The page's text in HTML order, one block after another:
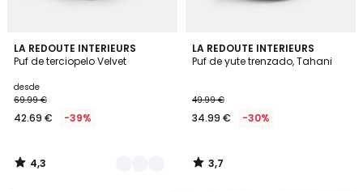
LA REDOUTE INTERIEURS
Puf de terciopelo Velvet
desde
69.99 €
42.69 € -39%
4,3
/ 5
7
Colores
4,3
/
LA REDOUTE INTERIEURS
Puf de yute trenzado, Tahani
49.99 €
34.99 € -30%
3,7
/ 5
3,7
/